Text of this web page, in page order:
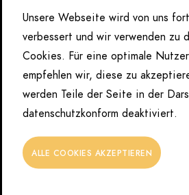
Unsere Webseite wird von uns
verbessert und wir verwenden zu
Cookies. Für eine optimale
empfehlen wir, diese zu
werden Teile der Seite in der
datenschutzkonform deaktiviert.
ALLE COOKIES AKZEPTIEREN